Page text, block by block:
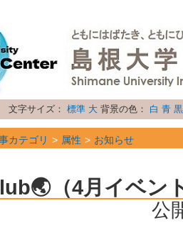
文字サイズ： 標準 大 背景の色： 白 青 黒
カテゴリ 属性 お知らせ
（4月イベン
公